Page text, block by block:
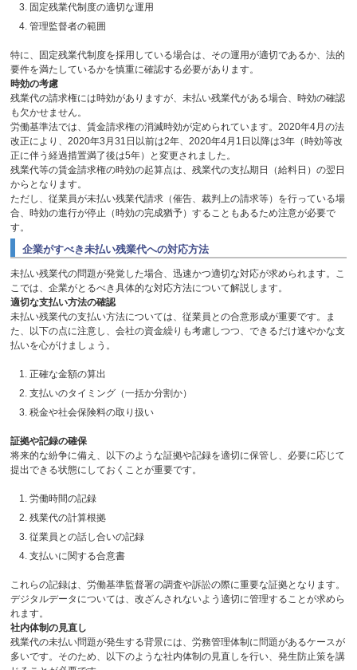
固定残業代制度の適切な運用
管理監督者の範囲
特に、固定残業代制度を採用している場合は、その運用が適切であるか、法的
要件を満たしているかを慎重に確認する必要があります。
時効の考慮
残業代の請求権には時効がありますが、未払い残業代がある場合、時効の確認
も欠かせません。
労働基準法では、賃金請求権の消滅時効が定められています。2020年4月の法
改正により、2020年3 月31 日以前は2年、2020年4月 1 日以降は3年（時効等改
正に伴う経過措置満了後は5年）と変更されました。
残業代等の賃金請求権の時効の起算点は、残業代の支払期日（給料日）の翌日
からとなります。
ただし、従業員が未払い残業代請求（催告、裁判上の請求等）を行っている場
合、時効の進行が停止（時効の完成猶予）することもあるため注意が必要で
す。
企業がすべき未払い残業代への対応方法
未払い残業代の問題が発覚した場合、迅速かつ適切な対応が求められます。こ
こでは、企業がとるべき具体的な対応方法について解説します。
適切な支払い方法の確認
未払い残業代の支払い方法については、従業員との合意形成が重要です。ま
た、以下の点に注意し、会社の資金繰りも考慮しつつ、できるだけ速やかな支
払いを心がけましょう。
正確な金額の算出
支払いのタイミング（一括か分割か）
税金や社会保険料の取り扱い
証拠や記録の確保
将来的な紛争に備え、以下のような証拠や記録を適切に保管し、必要に応じて
提出できる状態にしておくことが重要です。
労働時間の記録
残業代の計算根拠
従業員との話し合いの記録
支払いに関する合意書
これらの記録は、労働基準監督署の調査や訴訟の際に重要な証拠となります。
デジタルデータについては、改ざんされないよう適切に管理することが求めら
れます。
社内体制の見直し
残業代の未払い問題が発生する背景には、労務管理体制に問題があるケースが
多いです。そのため、以下のような社内体制の見直しを行い、発生防止策を講